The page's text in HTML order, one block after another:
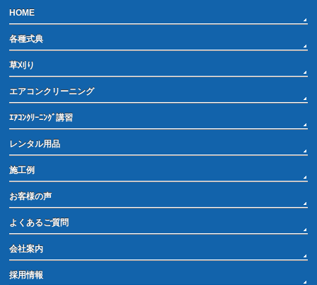
HOME
各種式典
草刈り
エアコンクリーニング
ｴｱｺﾝｸﾘｰﾆﾝｸﾞ講習
レンタル用品
施工例
お客様の声
よくあるご質問
会社案内
採用情報